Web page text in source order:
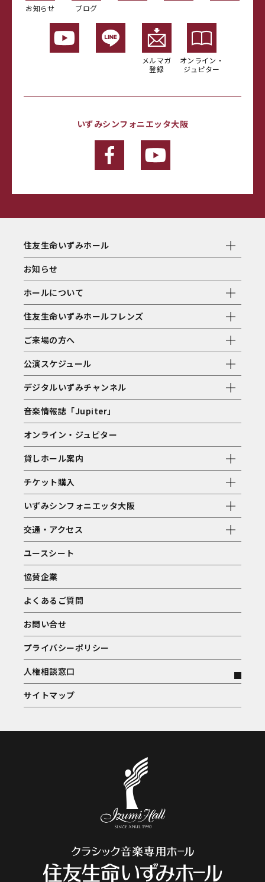
お知らせ ブログ
メルマガ
登録
オンライン・
ジュピター
いずみシンフォニエッタ大阪
住友生命いずみホール
お知らせ
ホールについて
住友生命いずみホールフレンズ
ご来場の方へ
公演スケジュール
デジタルいずみチャンネル
音楽情報誌「Jupiter」
オンライン・ジュピター
貸しホール案内
チケット購入
いずみシンフォニエッタ大阪
交通・アクセス
ユースシート
協賛企業
よくあるご質問
お問い合せ
プライバシーポリシー
人権相談窓口
サイトマップ